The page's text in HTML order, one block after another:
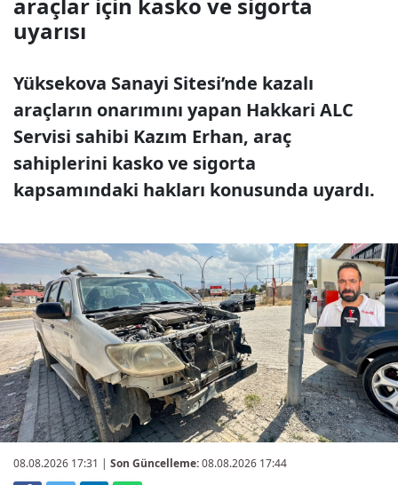
uyarısı
Yüksekova Sanayi Sitesi’nde kazalı
araçların onarımını yapan Hakkari ALC
Servisi sahibi Kazım Erhan, araç
sahiplerini kasko ve sigorta
kapsamındaki hakları konusunda uyardı.
08.08.2026 17:31 | Son Güncelleme:08.08.2026 17:44